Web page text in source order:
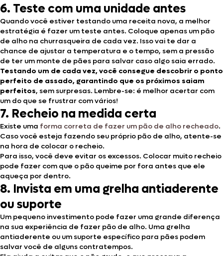
6. Teste com uma unidade antes
Quando você estiver testando uma receita nova, a melhor
estratégia é fazer um teste antes. Coloque apenas um pão
de alho na churrasqueira de cada vez. Isso vai te dar a
chance de ajustar a temperatura e o tempo, sem a pressão
de ter um monte de pães para salvar caso algo saia errado.
Testando um de cada vez, você consegue descobrir o ponto
perfeito de assado, garantindo que os próximos saiam
perfeitos, sem surpresas. Lembre-se: é melhor acertar com
um do que se frustrar com vários!
7. Recheio na medida certa
Existe uma forma correta de fazer um pão de alho recheado.
Caso você esteja fazendo seu próprio pão de alho, atente-se
na hora de colocar o recheio.
Para isso, você deve evitar os excessos. Colocar muito recheio
pode fazer com que o pão queime por fora antes que ele
aqueça por dentro.
8. Invista em uma grelha antiaderente
ou suporte
Um pequeno investimento pode fazer uma grande diferença
na sua experiência de fazer pão de alho. Uma grelha
antiaderente ou um suporte específico para pães podem
salvar você de alguns contratempos.